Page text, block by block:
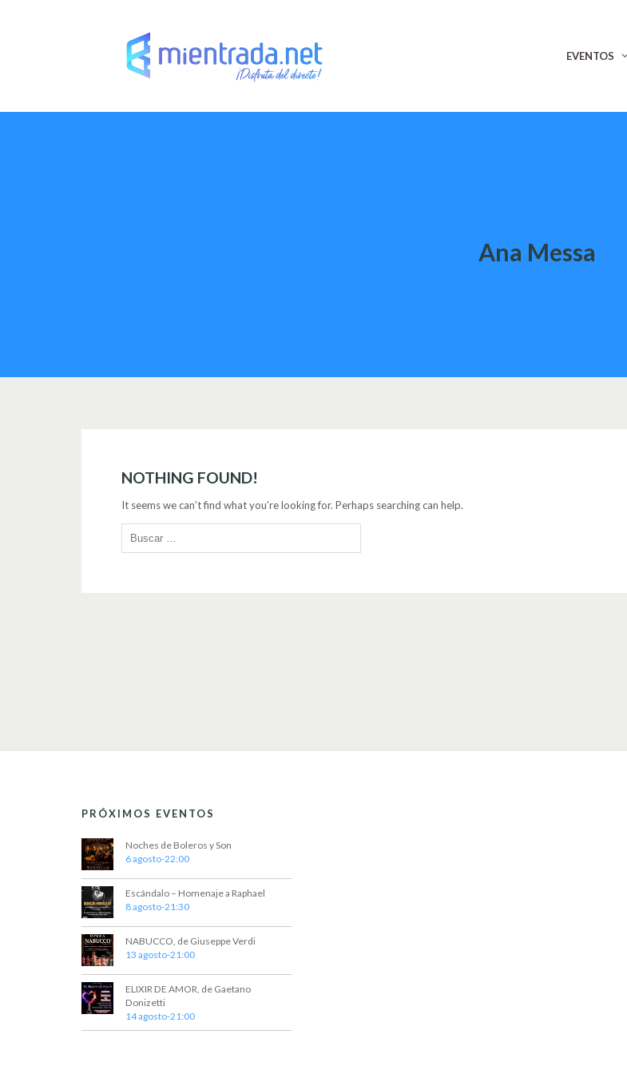
EVENTOS
Ana Messa
NOTHING FOUND!
It seems we can’t find what you’re looking for. Perhaps searching can help.
PRÓXIMOS EVENTOS
Noches de Boleros y Son
6 agosto-22:00
Escándalo – Homenaje a Raphael
8 agosto-21:30
NABUCCO, de Giuseppe Verdi
13 agosto-21:00
ELIXIR DE AMOR, de Gaetano
Donizetti
14 agosto-21:00